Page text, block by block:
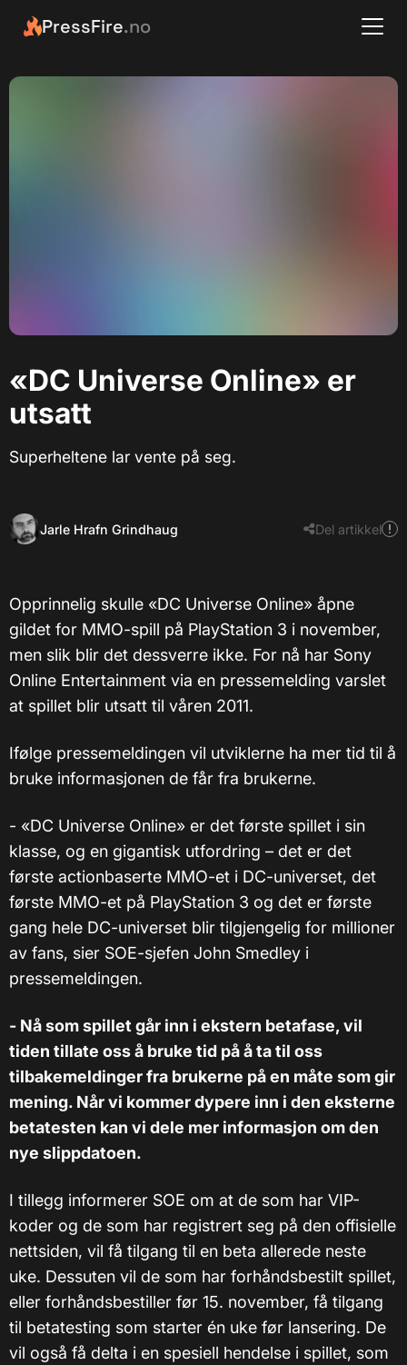
PressFire.no
«DC Universe Online» er
utsatt
Superheltene lar vente på seg.
Jarle Hrafn Grindhaug Del artikkel
Opprinnelig skulle «DC Universe Online» åpne
gildet for MMO-spill på PlayStation 3 i november,
men slik blir det dessverre ikke. For nå har Sony
Online Entertainment via en pressemelding varslet
at spillet blir utsatt til våren 2011.
Ifølge pressemeldingen vil utviklerne ha mer tid til å
bruke informasjonen de får fra brukerne.
- «DC Universe Online» er det første spillet i sin
klasse, og en gigantisk utfordring – det er det
første actionbaserte MMO-et i DC-universet, det
første MMO-et på PlayStation 3 og det er første
gang hele DC-universet blir tilgjengelig for millioner
av fans, sier SOE-sjefen John Smedley i
pressemeldingen.
- Nå som spillet går inn i ekstern betafase, vil
tiden tillate oss å bruke tid på å ta til oss
tilbakemeldinger fra brukerne på en måte som gir
mening. Når vi kommer dypere inn i den eksterne
betatesten kan vi dele mer informasjon om den
nye slippdatoen.
I tillegg informerer SOE om at de som har VIP-
koder og de som har registrert seg på den offisielle
nettsiden, vil få tilgang til en beta allerede neste
uke. Dessuten vil de som har forhåndsbestilt spillet,
eller forhåndsbestiller før 15. november, få tilgang
til betatesting som starter én uke før lansering. De
vil også få delta i en spesiell hendelse i spillet, som